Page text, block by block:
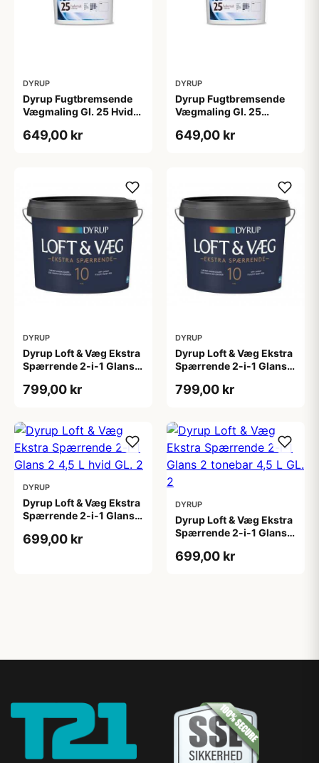
DYRUP
Dyrup Fugtbremsende
Vægmaling Gl. 25 Hvid
649,00 kr
DYRUP
Dyrup Fugtbremsende
Vægmaling Gl. 25
649,00 kr
DYRUP
Dyrup Loft & Væg Ekstra
Spærrende 2-i-1 Glans
799,00 kr
DYRUP
Dyrup Loft & Væg Ekstra
Spærrende 2-i-1 Glans
799,00 kr
DYRUP
Dyrup Loft & Væg Ekstra
Spærrende 2-i-1 Glans 2
699,00 kr
DYRUP
Dyrup Loft & Væg Ekstra
Spærrende 2-i-1 Glans 2
699,00 kr